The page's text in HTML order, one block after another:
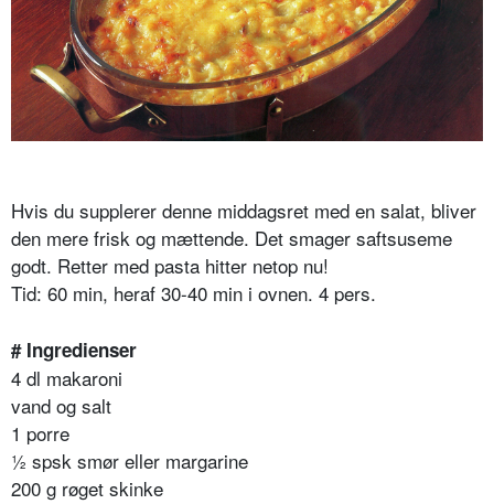
Hvis du supplerer denne middagsret med en salat, bliver
den mere frisk og mættende. Det smager saftsuseme
godt. Retter med pasta hitter netop nu!
Tid: 60 min, heraf 30-40 min i ovnen. 4 pers.
# Ingredienser
4 dl makaroni
vand og salt
1 porre
½ spsk smør eller margarine
200 g røget skinke